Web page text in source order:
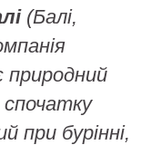
(Балі,
природний
при бурінні,